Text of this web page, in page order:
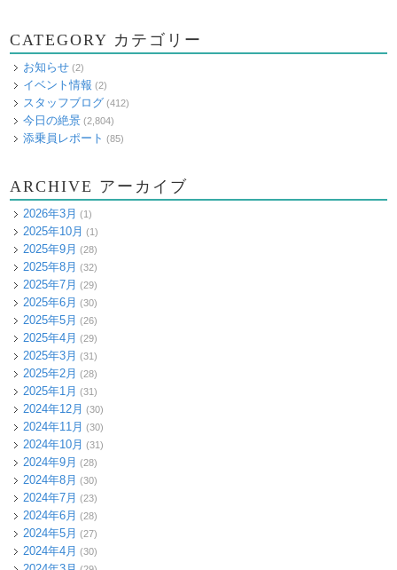
CATEGORY カテゴリー
お知らせ (2)
イベント情報 (2)
スタッフブログ (412)
今日の絶景 (2,804)
添乗員レポート (85)
ARCHIVE アーカイブ
2026年3月 (1)
2025年10月 (1)
2025年9月 (28)
2025年8月 (32)
2025年7月 (29)
2025年6月 (30)
2025年5月 (26)
2025年4月 (29)
2025年3月 (31)
2025年2月 (28)
2025年1月 (31)
2024年12月 (30)
2024年11月 (30)
2024年10月 (31)
2024年9月 (28)
2024年8月 (30)
2024年7月 (23)
2024年6月 (28)
2024年5月 (27)
2024年4月 (30)